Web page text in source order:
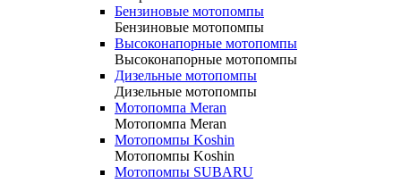
Бензиновые мотопомпы
Бензиновые мотопомпы
Высоконапорные мотопомпы
Высоконапорные мотопомпы
Дизельные мотопомпы
Дизельные мотопомпы
Мотопомпа Meran
Мотопомпа Meran
Мотопомпы Koshin
Мотопомпы Koshin
Мотопомпы SUBARU